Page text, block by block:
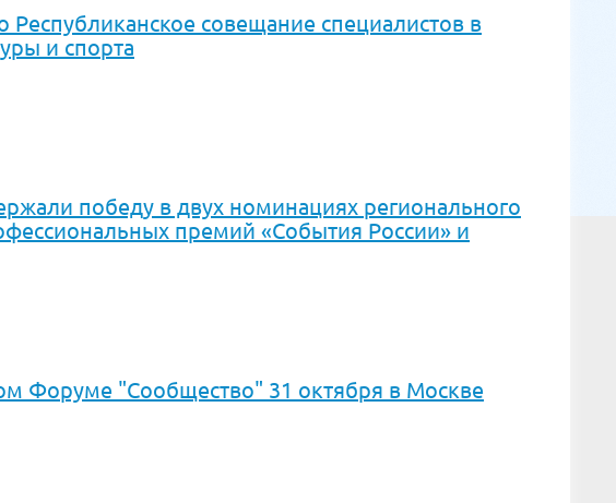
совещание специалистов в
и спорта
победу в двух номинациях регионального
премий «События России» и
Форуме "Сообщество" 31 октября в Москве